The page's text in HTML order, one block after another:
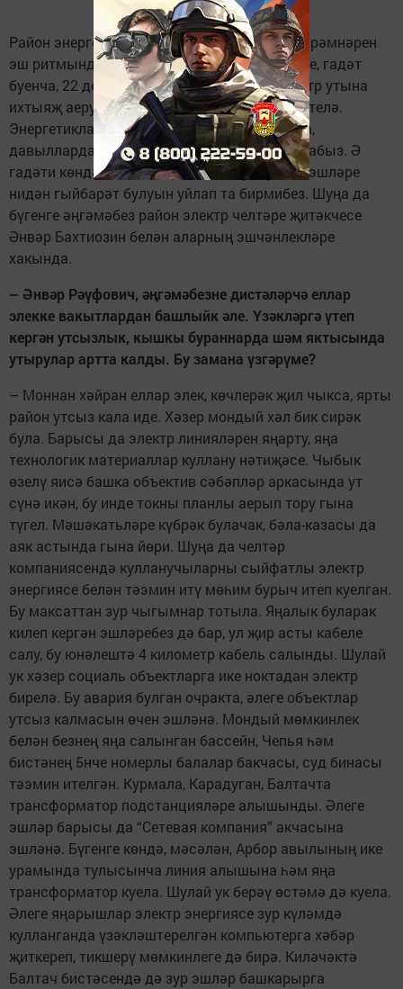
Район энергетиклары үзләренең һөнәри бәйрәмнәрен
эш ритмында каршылый. Энергетиклар көне, гадәт
буенча, 22 декабрьдә, елның иң кыска, электр утына
ихтыяҗ аеруча зур булган көндә билгеләп үтелә.
Энергетикларны, гадәттә, көчле бураннарда,
давылларда өйләребездә ут беткәч искә алабыз. Ә
гадәти көндә әлеге өлкә хезмәткәрләренең эшләре
нидән гыйбарәт булуын уйлап та бирмибез. Шуңа да
бүгенге әңгәмәбез район электр челтәре җитәкчесе
Әнвәр Бахтиозин белән аларның эшчәнлекләре
хакында.
– Әнвәр Рәүфович, әңгәмәбезне дистәләрчә еллар
элекке вакытлардан башлыйк әле. Үзәкләргә үтеп
кергән утсызлык, кышкы бураннарда шәм яктысында
утырулар артта калды. Бу замана үзгәрүме?
– Моннан хәйран еллар элек, көчлерәк җил чыкса, ярты
район утсыз кала иде. Хәзер мондый хәл бик сирәк
була. Барысы да электр линияләрен яңарту, яңа
технологик материаллар куллану нәтиҗәсе. Чыбык
өзелү яисә башка объектив сәбәпләр аркасында ут
сүнә икән, бу инде токны планлы аерып тору гына
түгел. Мәшәкатьләре күбрәк булачак, бәла-казасы да
аяк астында гына йөри. Шуңа да челтәр
компаниясендә кулланучыларны сыйфатлы электр
энергиясе белән тәэмин итү мөһим бурыч итеп куелган.
Бу максаттан зур чыгымнар тотыла. Яңалык буларак
килеп кергән эшләребез дә бар, ул җир асты кабеле
салу, бу юнәлештә 4 километр кабель салынды. Шулай
ук хәзер социаль объектларга ике ноктадан электр
бирелә. Бу авария булган очракта, әлеге объектлар
утсыз калмасын өчен эшләнә. Мондый мөмкинлек
белән безнең яңа салынган бассейн, Чепья һәм
бистәнең 5нче номерлы балалар бакчасы, суд бинасы
тәэмин ителгән. Курмала, Карадуган, Балтачта
трансформатор подстанцияләре алышынды. Әлеге
эшләр барысы да “Сетевая компания” акчасына
эшләнә. Бүгенге көндә, мәсәлән, Арбор авылының ике
урамында тулысынча линия алышына һәм яңа
трансформатор куела. Шулай ук берәү өстәмә дә куела.
Әлеге яңарышлар электр энергиясе зур күләмдә
кулланганда үзәкләштерелгән компьютерга хәбәр
җиткереп, тикшерү мөмкинлеге дә бирә. Киләчәктә
Балтач бистәсендә дә зур эшләр башкарырга